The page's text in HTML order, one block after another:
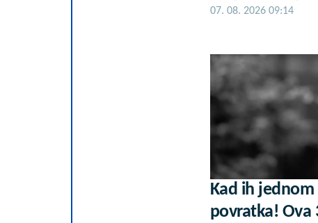
07. 08. 2026 09:14
Kad ih
povratka! Ova